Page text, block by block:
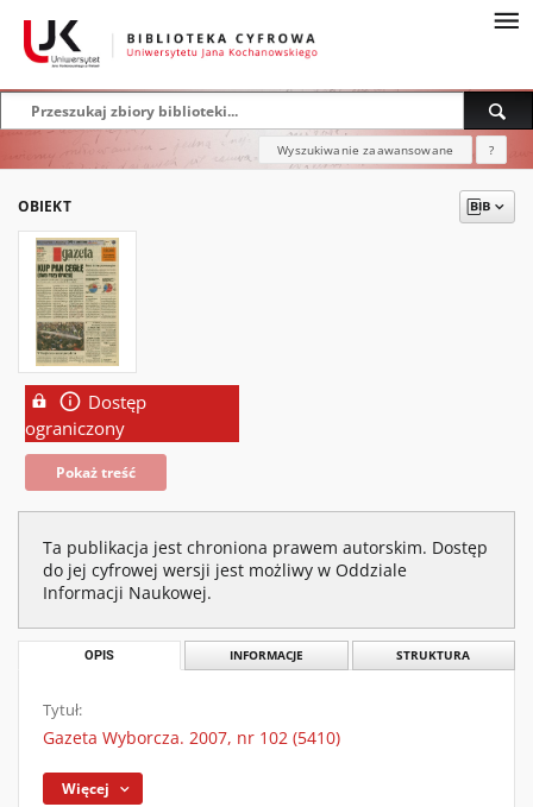
Wyszukiwanie zaawansowane ?
OBIEKT
Dostęp
ograniczony
Pokaż treść
Ta publikacja jest chroniona prawem autorskim. Dostęp
do jej cyfrowej wersji jest możliwy w Oddziale
Informacji Naukowej.
OPIS INFORMACJE STRUKTURA
Tytuł:
Gazeta Wyborcza. 2007, nr 102 (5410)
Więcej